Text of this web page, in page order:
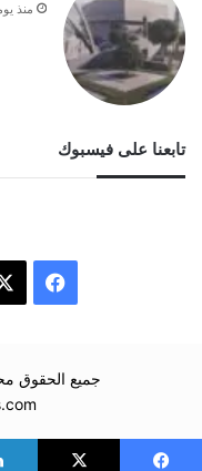
منذ
تابعنا على فيسبوك
جميع الحقوق